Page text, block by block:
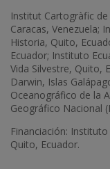
Institut Cartogràfic
Caracas, Venezuela;
Historia, Quito,
Ecuador; Instituto
Vida Silvestre, Quito,
Darwin, Islas
Oceanográfico de la
Geográfico Nacional
Financiación:
Quito, Ecuador.